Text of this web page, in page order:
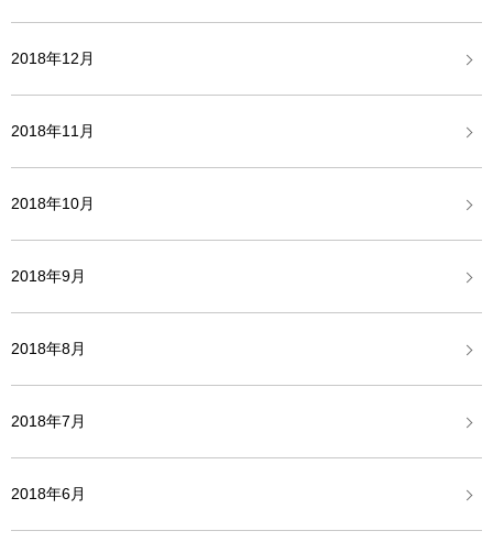
2018年12月
2018年11月
2018年10月
2018年9月
2018年8月
2018年7月
2018年6月